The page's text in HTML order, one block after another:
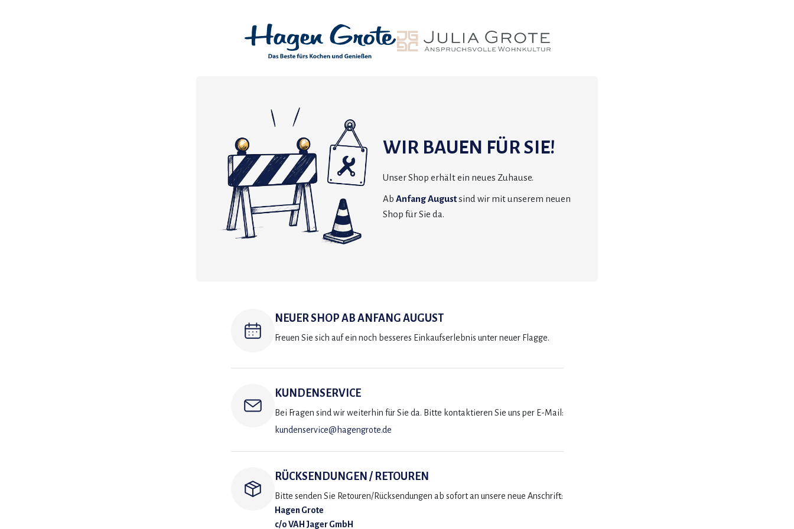
WIR BAUEN FÜR SIE!
Unser Shop erhält ein neues Zuhause.
Ab Anfang Augustsind wir mit unserem neuen
Shop für Sie da.
NEUER SHOP AB ANFANG AUGUST
Freuen Sie sich auf ein noch besseres Einkaufserlebnis unter neuer Flagge.
KUNDENSERVICE
Bei Fragen sind wir weiterhin für Sie da. Bitte kontaktieren Sie uns per E-Mail:
kundenservice@hagengrote.de
RÜCKSENDUNGEN / RETOUREN
Bitte senden Sie Retouren/Rücksendungen ab sofort an unsere neue Anschrift:
Hagen Grote
c/o VAH Jager GmbH